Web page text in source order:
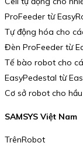
ProFeeder từ
Tự động hóa cho
Đèn ProFeeder từ
Tế bào robot cho
EasyPedestal từ
Cơ sở robot cho
SAMSYS Việt Nam
TrênRobot